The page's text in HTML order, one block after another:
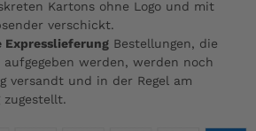
Kartons ohne Logo und mit
verschickt.
Expresslieferung Bestellungen, die
aufgegeben werden, werden noch
versandt und in der Regel am
zugestellt.